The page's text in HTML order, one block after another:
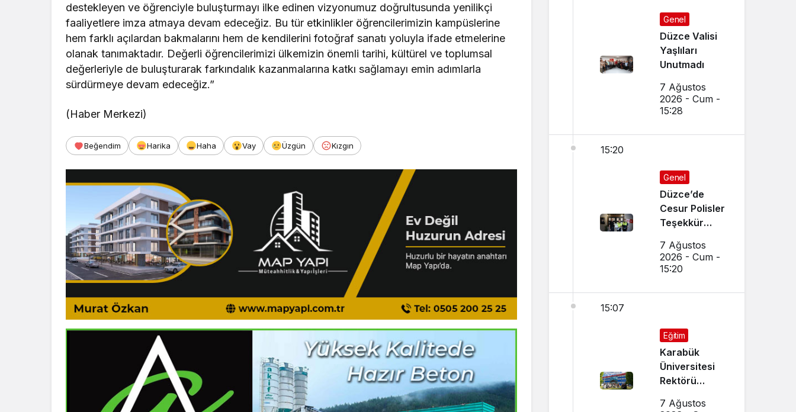
destekleyen ve öğrenciyle buluşturmayı ilke edinen vizyonumuz doğrultusunda yenilikçi
faaliyetlere imza atmaya devam edeceğiz. Bu tür etkinlikler öğrencilerimizin kampüslerine
hem farklı açılardan bakmalarını hem de kendilerini fotoğraf sanatı yoluyla ifade etmelerine
olanak tanımaktadır. Değerli öğrencilerimizi ülkemizin önemli tarihi, kültürel ve toplumsal
değerleriyle de buluşturarak farkındalık kazanmalarına katkı sağlamayı emin adımlarla
sürdürmeye devam edeceğiz.”
(Haber Merkezi)
Beğendim Harika Haha Vay Üzgün Kızgın
Genel
Düzce Valisi
Yaşlıları
Unutmadı
7 Ağustos
2026 - Cum -
15:28
15:20
Genel
Düzce’de
Cesur Polisler
Teşekkür
7 Ağustos
2026 - Cum -
15:20
15:07
Eğitim
Karabük
Üniversitesi
Rektörü
Aday
7 Ağustos